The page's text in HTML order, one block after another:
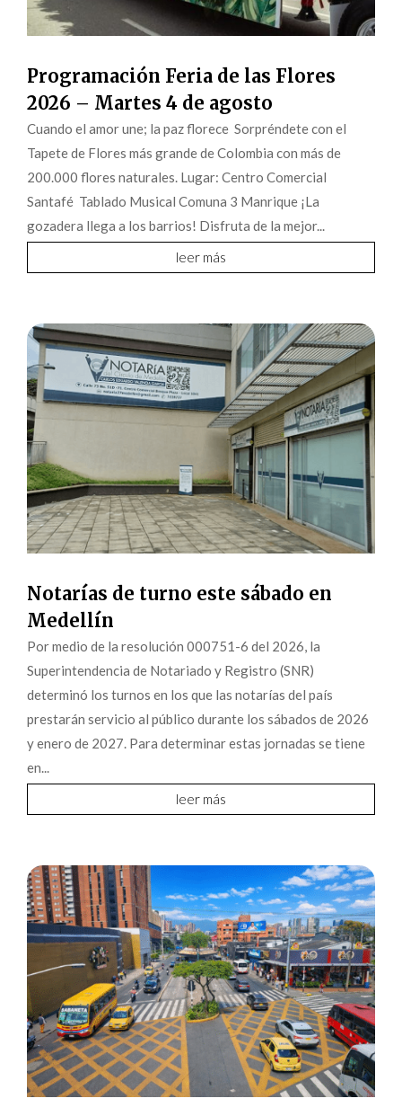
Programación Feria de las Flores
2026 – Martes 4 de agosto
Cuando el amor une; la paz florece Sorpréndete con el
Tapete de Flores más grande de Colombia con más de
200.000 flores naturales. Lugar: Centro Comercial
Santafé Tablado Musical Comuna 3 Manrique ¡La
gozadera llega a los barrios! Disfruta de la mejor...
leer más
Notarías de turno este sábado en
Medellín
Por medio de la resolución 000751-6 del 2026, la
Superintendencia de Notariado y Registro (SNR)
determinó los turnos en los que las notarías del país
prestarán servicio al público durante los sábados de 2026
y enero de 2027. Para determinar estas jornadas se tiene
en...
leer más